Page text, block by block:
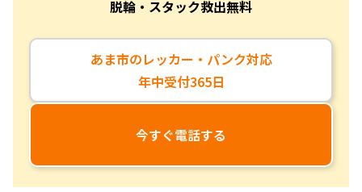
脱輪・スタック救出無料
あま市のレッカー・パンク対応
年中受付365日
今すぐ電話する